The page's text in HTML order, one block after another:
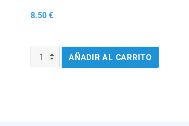
8.50 €
AÑADIR AL CARRITO